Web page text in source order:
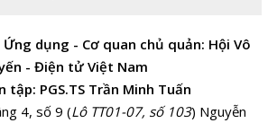
dụng - Cơ quan chủ quản: Hội Vô
- Điện tử Việt Nam
tập: PGS.TS Trần Minh Tuấn
4, số 9 (Lô TT01-07, số 103) Nguyễn